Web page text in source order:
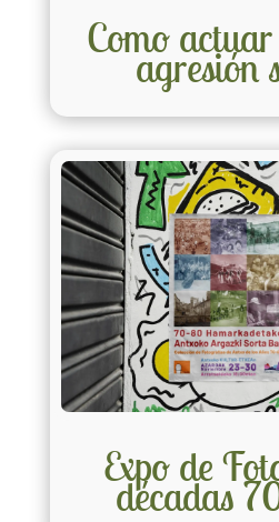
Como
agresión
Expo de
décadas